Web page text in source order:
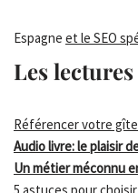
Espagne et le SEO
Les
Référencer votre
Audio livre: le plaisir
Un métier méconnu